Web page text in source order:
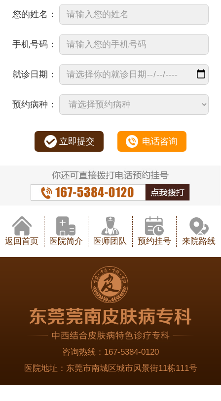
您的姓名：
手机号码：
就诊日期：
预约病种：
立即提交 电话咨询
返回首页 医院简介 医师团队 预约挂号 来院路线
咨询热线： 167-5384-0120
医院地址： 东莞市南城区城市风景街11栋111号